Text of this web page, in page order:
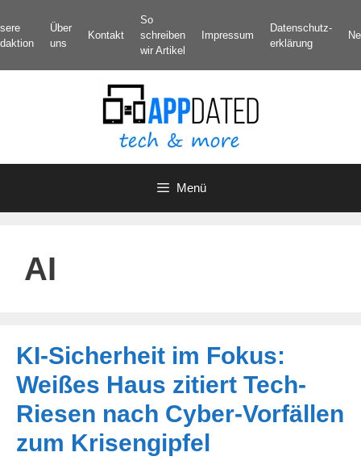
Inhalt
springen
Über
uns
Kontakt
So
schreiben
wir Artikel
Impressum
Datenschutz­
erklärung
Menü
AI
KI-Sicherheit im Fokus:
Weißes Haus zitiert Tech-
Riesen nach Cyber-Vorfällen
zum Krisengipfel